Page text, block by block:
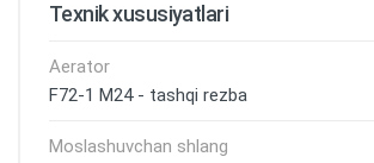
Texnik xususiyatlari
Aerator
F72-1 M24 - tashqi rezba
Moslashuvchan shlang